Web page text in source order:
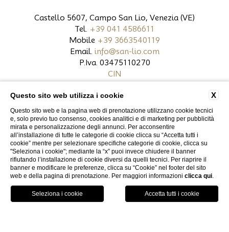
Castello 5607, Campo San Lio, Venezia (VE)
Tel. +39 041 4586611
Mobile +39 3663540119
Email. info@san-lio.com
P.Iva. 03475110270
CIN
CONTATTI DATI SOCIETARI
COOKIE POLICY ACCESSIBILITÀ
WEBSITE BY BLASTNESS
X
Questo sito web utilizza i cookie
Questo sito web e la pagina web di prenotazione utilizzano cookie tecnici
e, solo previo tuo consenso, cookies analitici e di marketing per pubblicità
mirata e personalizzazione degli annunci. Per acconsentire
all’installazione di tutte le categorie di cookie clicca su “Accetta tutti i
cookie” mentre per selezionare specifiche categorie di cookie, clicca su
"Seleziona i cookie"; mediante la “x” puoi invece chiudere il banner
rifiutando l’installazione di cookie diversi da quelli tecnici. Per riaprire il
banner e modificare le preferenze, clicca su “Cookie” nel footer del sito
web e della pagina di prenotazione. Per maggiori informazioni clicca qui.